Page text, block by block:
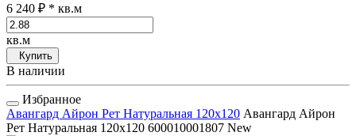
6 240 ₽ * кв.м
кв.м
Купить
В наличии
Избранное
Авангард Айрон Рет Натуральная 120x120 Авангард Айрон
Рет Натуральная 120x120 600010001807 New